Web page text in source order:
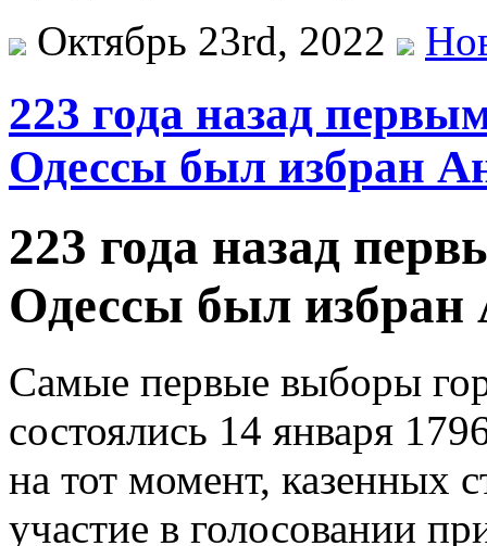
Октябрь 23rd, 2022
223 года назад
Одессы был избран
223 года назад
Одессы был избран
Самые первые выборы
состоялись 14 января
на тот момент, казенных
участие в голосовании